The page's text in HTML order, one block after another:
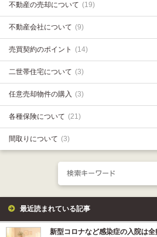
不動産の売却について (19)
不動産会社について (9)
売買契約のポイント (14)
二世帯住宅について (3)
任意売却物件の購入 (3)
各種保険について (21)
間取りについて (3)
最近読まれている記事
新型コロナなど感染症の入院は